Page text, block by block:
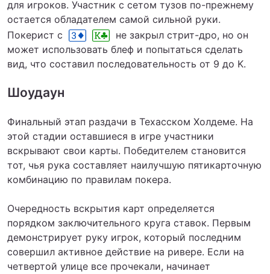
для игроков. Участник с сетом тузов по-прежнему
остается обладателем самой сильной руки.
Покерист с
не закрыл стрит-дро, но он
может использовать блеф и попытаться сделать
вид, что составил последовательность от 9 до K.
Шоудаун
Финальный этап раздачи в Техасском Холдеме. На
этой стадии оставшиеся в игре участники
вскрывают свои карты. Победителем становится
тот, чья рука составляет наилучшую пятикарточную
комбинацию по правилам покера.
Очередность вскрытия карт определяется
порядком заключительного круга ставок. Первым
демонстрирует руку игрок, который последним
совершил активное действие на ривере. Если на
четвертой улице все прочекали, начинает